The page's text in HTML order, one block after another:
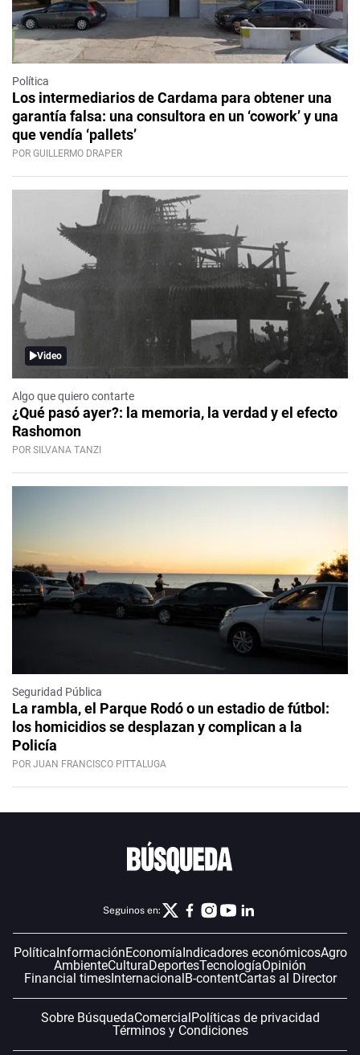
Política
Los intermediarios de Cardama para obtener una
garantía falsa: una consultora en un ‘cowork’ y una
que vendía ‘pallets’
POR GUILLERMO DRAPER
Video
Algo que quiero contarte
¿Qué pasó ayer?: la memoria, la verdad y el efecto
Rashomon
POR SILVANA TANZI
Seguridad Pública
La rambla, el Parque Rodó o un estadio de fútbol:
los homicidios se desplazan y complican a la
Policía
POR JUAN FRANCISCO PITTALUGA
Seguinos en:
Política InformaciónEconomía Indicadores económicosAgro
AmbienteCulturaDeportesTecnologíaOpinión
Financial timesInternacional B-contentCartas al Director
Sobre BúsquedaComercial Políticas de privacidad
Términos y Condiciones